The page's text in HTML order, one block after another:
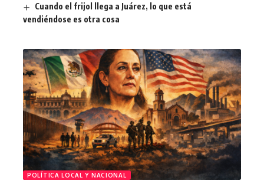
Cuando el frijol llega a Juárez, lo que está
vendiéndose es otra cosa
POLÍTICA LOCAL Y NACIONAL